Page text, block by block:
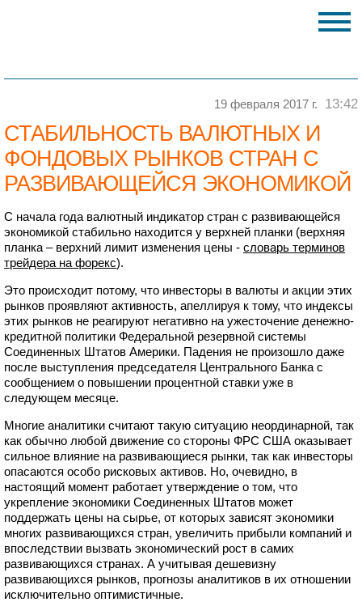
19 февраля 2017 г. 13:42
СТАБИЛЬНОСТЬ ВАЛЮТНЫХ И
ФОНДОВЫХ РЫНКОВ СТРАН С
РАЗВИВАЮЩЕЙСЯ ЭКОНОМИКОЙ
С начала года валютный индикатор стран с развивающейся
экономикой стабильно находится у верхней планки (верхняя
планка – верхний лимит изменения цены - словарь терминов
трейдера на форекс).
Это происходит потому, что инвесторы в валюты и акции этих
рынков проявляют активность, апеллируя к тому, что индексы
этих рынков не реагируют негативно на ужесточение денежно-
кредитной политики Федеральной резервной системы
Соединенных Штатов Америки. Падения не произошло даже
после выступления председателя Центрального Банка с
сообщением о повышении процентной ставки уже в
следующем месяце.
Многие аналитики считают такую ситуацию неординарной, так
как обычно любой движение со стороны ФРС США оказывает
сильное влияние на развивающиеся рынки, так как инвесторы
опасаются особо рисковых активов. Но, очевидно, в
настоящий момент работает утверждение о том, что
укрепление экономики Соединенных Штатов может
поддержать цены на сырье, от которых зависят экономики
многих развивающихся стран, увеличить прибыли компаний и
впоследствии вызвать экономический рост в самих
развивающихся странах. А учитывая дешевизну
развивающихся рынков, прогнозы аналитиков в их отношении
исключительно оптимистичные.